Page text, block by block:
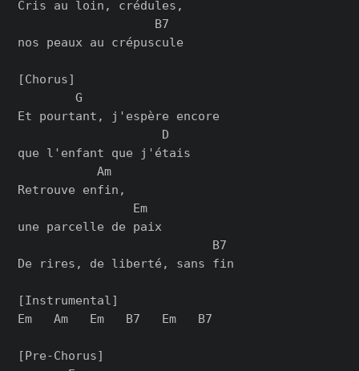
Cris au loin, crédules,
                   B7
nos peaux au crépuscule
[Chorus]
        G
Et pourtant, j'espère encore
                    D
que l'enfant que j'étais
           Am
Retrouve enfin,
                Em
une parcelle de paix
                           B7
De rires, de liberté, sans fin
[Instrumental]
Em   Am   Em   B7   Em   B7
[Pre-Chorus]